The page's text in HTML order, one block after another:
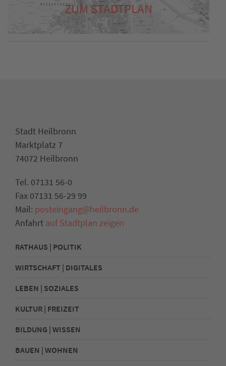
ZUM STADTPLAN
Stadt Heilbronn
Marktplatz 7
74072 Heilbronn
Tel. 07131 56-0
Fax 07131 56-29 99
Mail: posteingang@heilbronn.de
Anfahrt auf Stadtplan zeigen
RATHAUS | POLITIK
WIRTSCHAFT | DIGITALES
LEBEN | SOZIALES
KULTUR | FREIZEIT
BILDUNG | WISSEN
BAUEN | WOHNEN